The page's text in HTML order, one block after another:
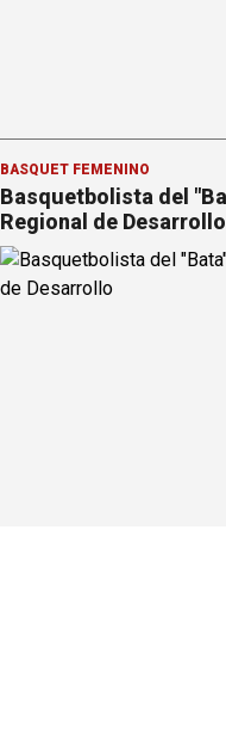
BÁSQUET FEMENINO
Basquetbolista del
Regional de Desarrollo